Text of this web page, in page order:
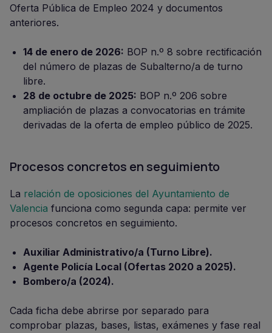
Oferta Pública de Empleo 2024 y documentos
anteriores.
14 de enero de 2026: BOP n.º 8 sobre rectificación
del número de plazas de Subalterno/a de turno
libre.
28 de octubre de 2025: BOP n.º 206 sobre
ampliación de plazas a convocatorias en trámite
derivadas de la oferta de empleo público de 2025.
Procesos concretos en seguimiento
La relación de oposiciones del Ayuntamiento de
Valencia funciona como segunda capa: permite ver
procesos concretos en seguimiento.
Auxiliar Administrativo/a (Turno Libre).
Agente Policía Local (Ofertas 2020 a 2025).
Bombero/a (2024).
Cada ficha debe abrirse por separado para
comprobar plazas, bases, listas, exámenes y fase real